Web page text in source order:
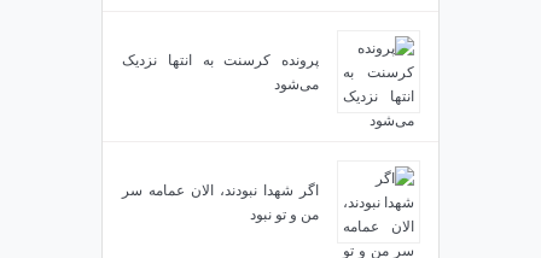
پرونده کرسنت به انتها نزدیک
می‌شود
اگر شهدا نبودند، الان عمامه سر
من و تو نبود